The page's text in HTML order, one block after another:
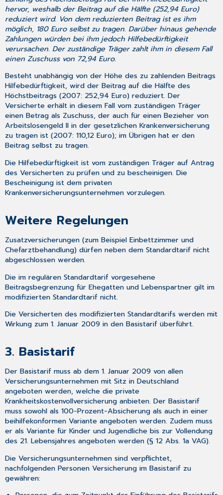
hervor, weshalb der Beitrag auf die Hälfte (252,94 Euro)
reduziert wird. Von dem reduzierten Beitrag ist es ihm
möglich, 180 Euro selbst zu tragen. Darüber hinaus gehende
Zahlungen würden bei ihm jedoch Hilfebedürftigkeit
verursachen. Der zuständige Träger zahlt ihm in diesem Fall
einen Zuschuss von 72,94 Euro.
Besteht unabhängig von der Höhe des zu zahlenden Beitrags
Hilfebedürftigkeit, wird der Beitrag auf die Hälfte des
Höchstbeitrags (2007: 252,94 Euro) reduziert. Der
Versicherte erhält in diesem Fall vom zuständigen Träger
einen Betrag als Zuschuss, der auch für einen Bezieher von
Arbeitslosengeld II in der gesetzlichen Krankenversicherung
zu tragen ist (2007: 110,12 Euro); im Übrigen hat er den
Beitrag selbst zu tragen.
Die Hilfebedürftigkeit ist vom zuständigen Träger auf Antrag
des Versicherten zu prüfen und zu bescheinigen. Die
Bescheinigung ist dem privaten
Krankenversicherungsunternehmen vorzulegen.
Weitere Regelungen
Zusatzversicherungen (zum Beispiel Einbettzimmer und
Chefarztbehandlung) dürfen neben dem Standardtarif nicht
abgeschlossen werden.
Die im regulären Standardtarif vorgesehene
Beitragsbegrenzung für Ehegatten und Lebenspartner gilt im
modifizierten Standardtarif nicht.
Die Versicherten des modifizierten Standardtarifs werden mit
Wirkung zum 1. Januar 2009 in den Basistarif überführt.
3. Basistarif
Der Basistarif muss ab dem 1. Januar 2009 von allen
Versicherungsunternehmen mit Sitz in Deutschland
angeboten werden, welche die private
Krankheitskostenvollversicherung anbieten. Der Basistarif
muss sowohl als 100-Prozent-Absicherung als auch in einer
beihilfekonformen Variante angeboten werden. Zudem muss
er als Variante für Kinder und Jugendliche bis zur Vollendung
des 21. Lebensjahres angeboten werden (§ 12 Abs. 1a VAG).
Die Versicherungsunternehmen sind verpflichtet,
nachfolgenden Personen Versicherung im Basistarif zu
gewähren: